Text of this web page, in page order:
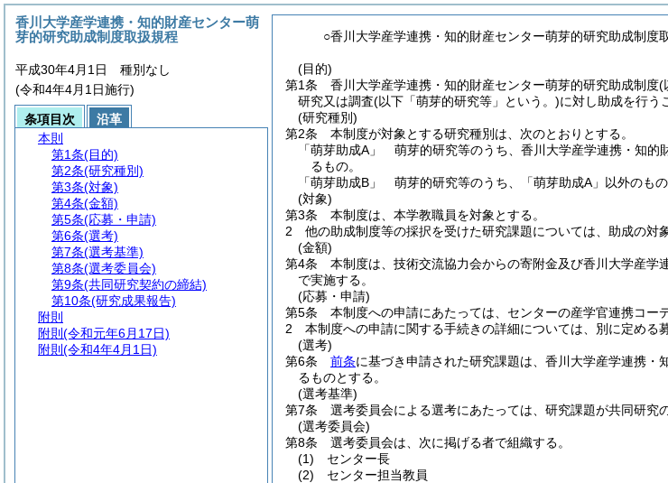
○香川大学産学連携・知的財産センター萌芽的研究助成制度
(目的)
第1条
香川大学産学連携・知的財産センター萌芽的研究助成制度(
研究又は調査(以下「萌芽的研究等」という。)に対し助成を行う
(研究種別)
第2条
本制度が対象とする研究種別は、次のとおりとする。
「萌芽助成A」 萌芽的研究等のうち、香川大学産学連携・知的
るもの。
「萌芽助成B」 萌芽的研究等のうち、「萌芽助成A」以外のもの
(対象)
第3条
本制度は、本学教職員を対象とする。
2
他の助成制度等の採択を受けた研究課題については、助成の対
(金額)
第4条
本制度は、技術交流協力会からの寄附金及び香川大学産学
で実施する。
(応募・申請)
第5条
本制度への申請にあたっては、センターの産学官連携コー
2
本制度への申請に関する手続きの詳細については、別に定める
(選考)
第6条
前条に基づき申請された研究課題は、香川大学産学連携
るものとする。
(選考基準)
第7条
選考委員会による選考にあたっては、研究課題が共同研究
(選考委員会)
第8条
選考委員会は、次に掲げる者で組織する。
(1)
センター長
(2)
センター担当教員
香川大学産学連携・知的財産センター萌
芽的研究助成制度取扱規程
平成30年4月1日 種別なし
(令和4年4月1日施行)
条項目次
沿革
本則
第1条(目的)
第2条(研究種別)
第3条(対象)
第4条(金額)
第5条(応募・申請)
第6条(選考)
第7条(選考基準)
第8条(選考委員会)
第9条(共同研究契約の締結)
第10条(研究成果報告)
附則
附則 (令和元年6月17日)
附則 (令和4年4月1日)